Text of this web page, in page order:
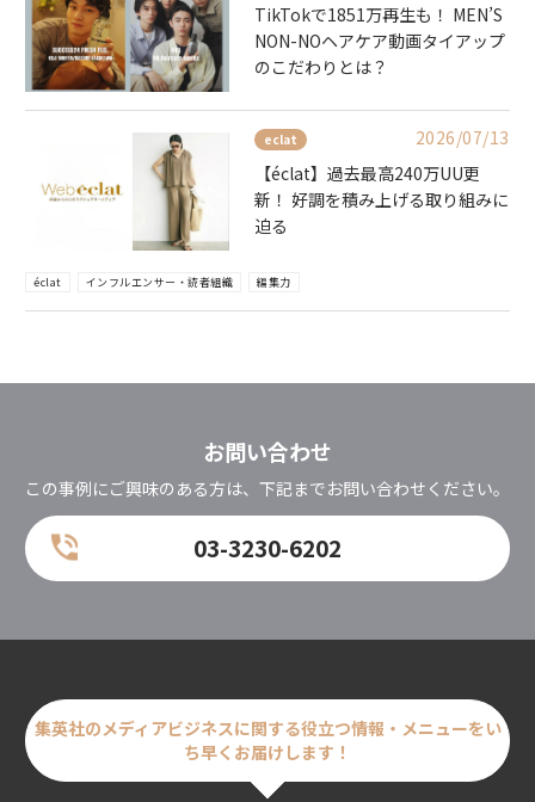
TikTokで1851万再生も！ MEN’S
NON-NOヘアケア動画タイアップ
のこだわりとは？
eclat
2026/07/13
【éclat】過去最高240万UU更
新！ 好調を積み上げる取り組みに
迫る
éclat インフルエンサー・読者組織 編集力
お問い合わせ
この事例にご興味のある方は、下記までお問い合わせください。
03-3230-6202
集英社のメディアビジネスに関する役立つ情報・メニューをい
ち早くお届けします！